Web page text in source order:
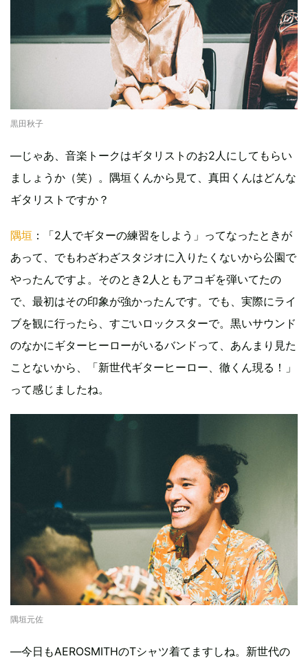
黒田秋子
—じゃあ、音楽トークはギタリストのお2人にしてもらい
ましょうか（笑）。隅垣くんから見て、真田くんはどんな
ギタリストですか？
隅垣 ：「2人でギターの練習をしよう」ってなったときが
あって、でもわざわざスタジオに入りたくないから公園で
やったんですよ。そのとき2人ともアコギを弾いてたの
で、最初はその印象が強かったんです。でも、実際にライ
ブを観に行ったら、すごいロックスターで。黒いサウンド
のなかにギターヒーローがいるバンドって、あんまり見た
ことないから、「新世代ギターヒーロー、徹くん現る！」
って感じましたね。
隅垣元佐
—今日もAEROSMITHのTシャツ着てますしね。新世代の